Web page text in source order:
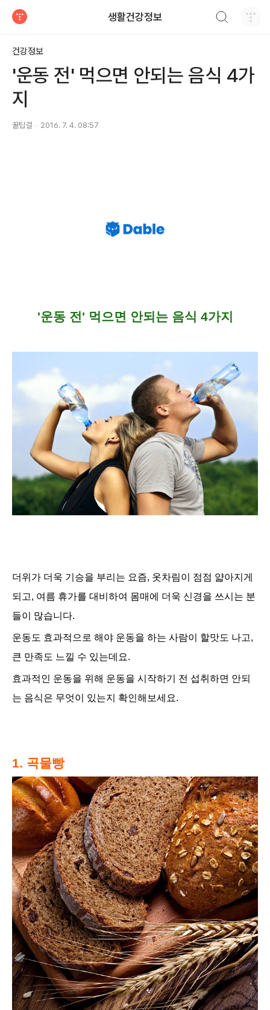
생활건강정보
건강정보
'운동 전' 먹으면 안되는 음식 4가
지
꿀팁걸 2016. 7. 4. 08:57
'운동 전' 먹으면 안되는 음식 4가지
더위가 더욱 기승을 부리는 요즘, 옷차림이 점점 얇아지게
되고, 여름 휴가를 대비하여 몸매에 더욱 신경을 쓰시는 분
들이 많습니다.
운동도 효과적으로 해야 운동을 하는 사람이
할맛도 나고,
큰 만족도 느낄 수 있는데요.
효과적인 운동을 위해 운동을 시작하기 전 섭취하면 안되
는 음식은 무엇이
있는지 확인해보세요.
1. 곡물빵